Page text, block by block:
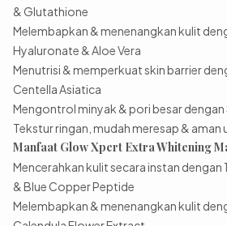
& Glutathione
Melembapkan & menenangkan kulit
Hyaluronate & Aloe Vera
Menutrisi & memperkuat skin barrier
Centella Asiatica
Mengontrol minyak & pori besar dengan
Tekstur ringan, mudah meresap & aman
Manfaat Glow Xpert Extra Whitening
Mencerahkan kulit secara instan dengan
& Blue Copper Peptide
Melembapkan & menenangkan kulit